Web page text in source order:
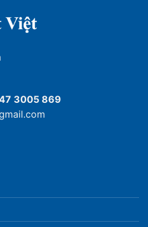
3005 869